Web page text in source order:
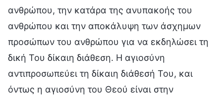
ανθρώπου, την κατάρα της ανυπακοής του
ανθρώπου και την αποκάλυψη των άσχημων
προσώπων του ανθρώπου για να εκδηλώσει τη
δική Του δίκαιη διάθεση. Η αγιοσύνη
αντιπροσωπεύει τη δίκαιη διάθεσή Του, και
όντως η αγιοσύνη του Θεού είναι στην